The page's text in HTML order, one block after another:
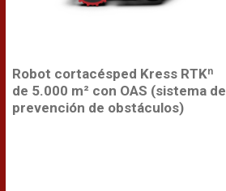
Robot cortacésped Kress RTKⁿ
de 5.000 m² con OAS (sistema de
prevención de obstáculos)